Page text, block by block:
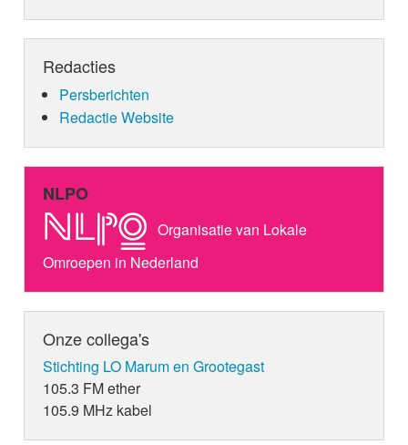
Redacties
Persberichten
Redactie Website
NLPO
Organisatie van Lokale
Omroepen in Nederland
Onze collega's
Stichting LO Marum en Grootegast
105.3 FM ether
105.9 MHz kabel